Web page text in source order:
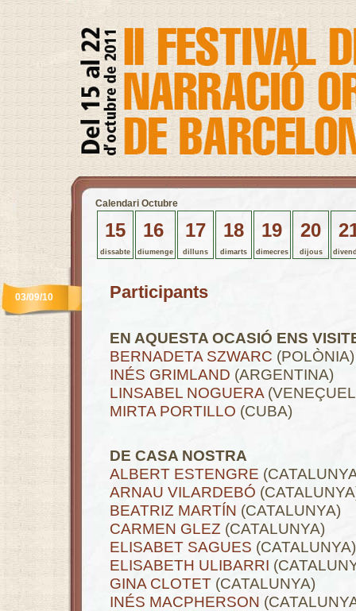
Calendari Octubre
15
dissabte
16
diumenge
17
dilluns
18
dimarts
19
dimecres
20
dijous
Participants
03/09/10
EN AQUESTA OCASIÓ ENS
BERNADETA SZWARC (POLÒNIA)
INÉS GRIMLAND (ARGENTINA)
LINSABEL NOGUERA
MIRTA PORTILLO (CUBA)
DE CASA NOSTRA
ALBERT ESTENGRE
ARNAU VILARDEBÓ
BEATRIZ MARTÍN (CATALUNYA)
CARMEN GLEZ (CATALUNYA)
ELISABET SAGUES (CATALUNYA)
ELISABETH ULIBARRI
GINA CLOTET (CATALUNYA)
INÉS MACPHERSON